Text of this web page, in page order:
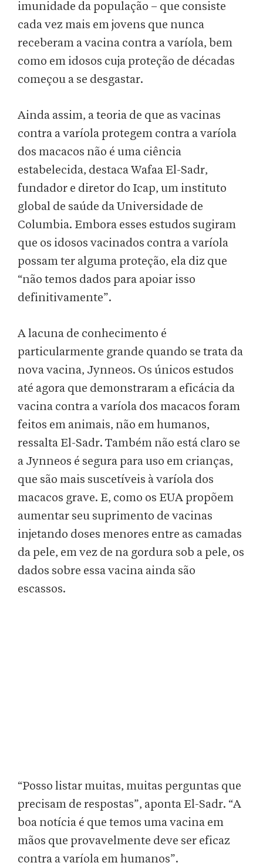
imunidade da população – que consiste
cada vez mais em jovens que nunca
receberam a vacina contra a varíola, bem
como em idosos cuja proteção de décadas
começou a se desgastar.
Ainda assim, a teoria de que as vacinas
contra a varíola protegem contra a varíola
dos macacos não é uma ciência
estabelecida, destaca Wafaa El-Sadr,
fundador e diretor do Icap, um instituto
global de saúde da Universidade de
Columbia. Embora esses estudos sugiram
que os idosos vacinados contra a varíola
possam ter alguma proteção, ela diz que
“não temos dados para apoiar isso
definitivamente”.
A lacuna de conhecimento é
particularmente grande quando se trata da
nova vacina, Jynneos. Os únicos estudos
até agora que demonstraram a eficácia da
vacina contra a varíola dos macacos foram
feitos em animais, não em humanos,
ressalta El-Sadr. Também não está claro se
a Jynneos é segura para uso em crianças,
que são mais suscetíveis à varíola dos
macacos grave. E, como os EUA propõem
aumentar seu suprimento de vacinas
injetando doses menores entre as camadas
da pele, em vez de na gordura sob a pele, os
dados sobre essa vacina ainda são
escassos.
“Posso listar muitas, muitas perguntas que
precisam de respostas”, aponta El-Sadr. “A
boa notícia é que temos uma vacina em
mãos que provavelmente deve ser eficaz
contra a varíola em humanos”.